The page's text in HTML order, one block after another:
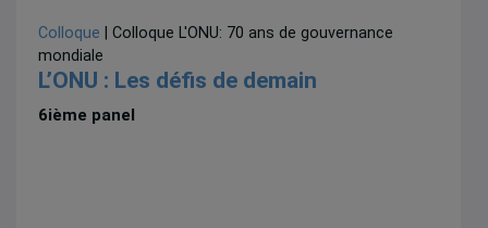
Colloque | Colloque L'ONU: 70 ans de gouvernance
mondiale
L’ONU : Les défis de demain
6ième panel